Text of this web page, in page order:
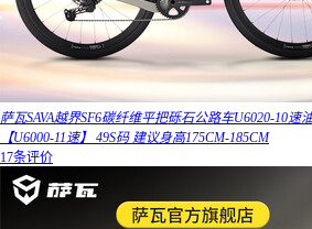
萨瓦SAVA越界SF6碳纤维平把砾石公路车U6020-10
【U6000-11速】 49S码 建议身高175CM-185CM
17条评价